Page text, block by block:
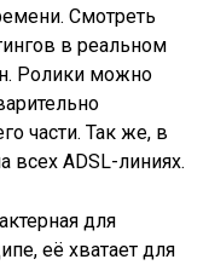
Смотреть
в реальном
Ролики можно
части. Так же, в
всех ADSL-линиях.
для
её хватает для